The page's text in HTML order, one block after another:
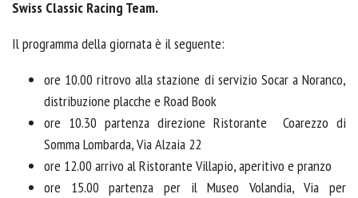
Swiss Classic Racing Team.
Il programma della giornata è il seguente:
ore 10.00 ritrovo alla stazione di servizio Socar a Noranco,
distribuzione placche e Road Book
ore 10.30 partenza direzione Ristorante
Coarezzo di
Somma Lombarda, Via Alzaia 22
ore 12.00 arrivo al Ristorante Villapio, aperitivo e pranzo
ore 15.00 partenza per il Museo Volandia, Via per